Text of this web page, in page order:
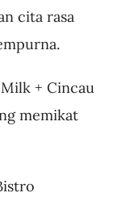
cita rasa
+ Cincau
memikat